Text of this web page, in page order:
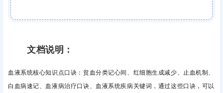
文档说明：
血液系统核心知识点口诀： 贫血分类记心间、 红细胞生成减少、止血机制、
白血病速记、 血液病治疗口诀、 血液系统疾病关键词， 通过这些口诀，可以